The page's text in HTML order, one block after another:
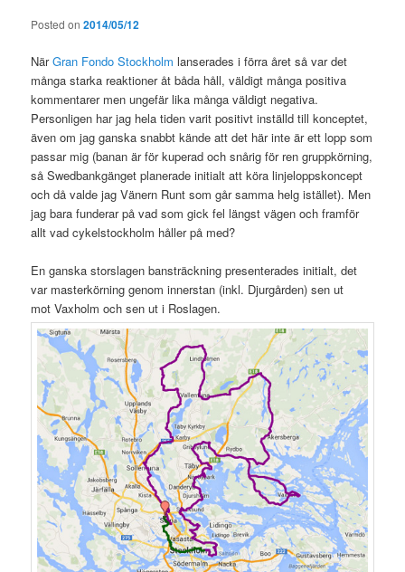
Posted on2014/05/12
NärGran Fondo Stockholm lanserades i förra året så var det
många starka reaktioner åt båda håll, väldigt många positiva
kommentarer men ungefär lika många väldigt negativa.
Personligen har jag hela tiden varit positivt inställd till konceptet,
även om jag ganska snabbt kände att det här inte är ett lopp som
passar mig (banan är för kuperad och snårig för ren gruppkörning,
så Swedbankgänget planerade initialt att köra linjeloppskoncept
och då valde jag Vänern Runt som går samma helg istället). Men
jag bara funderar på vad som gick fel längst vägen och framför
allt vad cykelstockholm håller på med?
En ganska storslagen bansträckning presenterades initialt, det
var masterkörning genom innerstan (inkl. Djurgården) sen ut
mot Vaxholm och sen ut i Roslagen.